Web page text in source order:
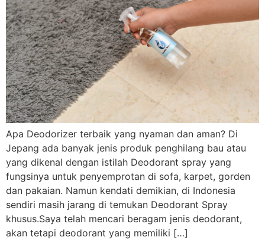
Apa Deodorizer terbaik yang nyaman dan aman? Di
Jepang ada banyak jenis produk penghilang bau atau
yang dikenal dengan istilah Deodorant spray yang
fungsinya untuk penyemprotan di sofa, karpet, gorden
dan pakaian. Namun kendati demikian, di Indonesia
sendiri masih jarang di temukan Deodorant Spray
khusus.Saya telah mencari beragam jenis deodorant,
akan tetapi deodorant yang memiliki […]